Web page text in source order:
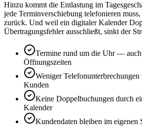
Hinzu kommt die Entlastung im
jede Terminverschiebung telefonieren
zurück. Und weil ein digitaler Kalender
Übertragungsfehler ausschließt, sinkt der
Termine rund um die Uhr — auch
Öffnungszeiten
Weniger
Kunden
Keine Doppelbuchungen durch
Kalender
Kundendaten bleiben im eigenen